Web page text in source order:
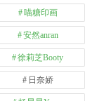
喵糖印画
安然anran
徐莉芝Booty
日奈娇